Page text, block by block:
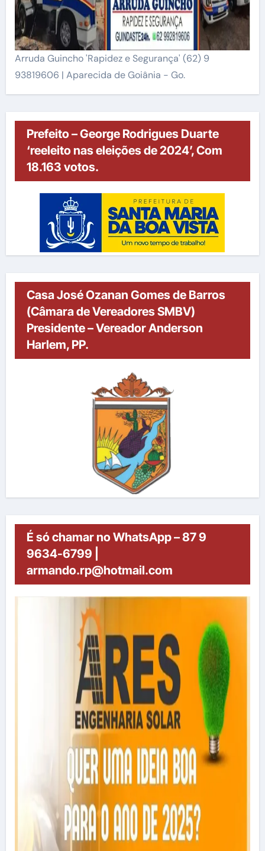
Arruda Guincho 'Rapidez e Segurança' (62) 9
93819606 | Aparecida de Goiânia - Go.
Prefeito – George Rodrigues Duarte
‘reeleito nas eleições de 2024’, Com
18.163 votos.
Casa José Ozanan Gomes de Barros
(Câmara de Vereadores SMBV)
Presidente – Vereador Anderson
Harlem, PP.
É só chamar no WhatsApp – 87 9
9634-6799 |
armando.rp@hotmail.com